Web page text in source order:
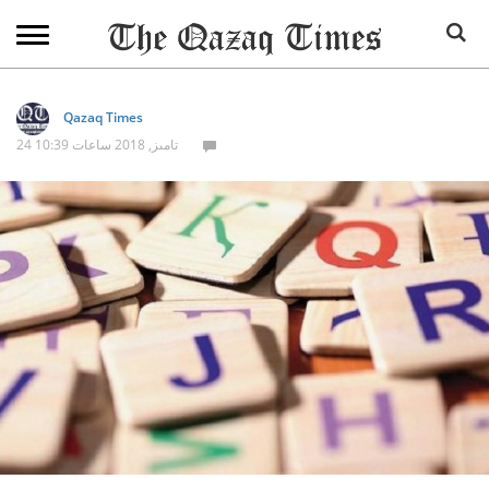
Qazaq Times
24 تامىز, 2018 ساعات 10:39